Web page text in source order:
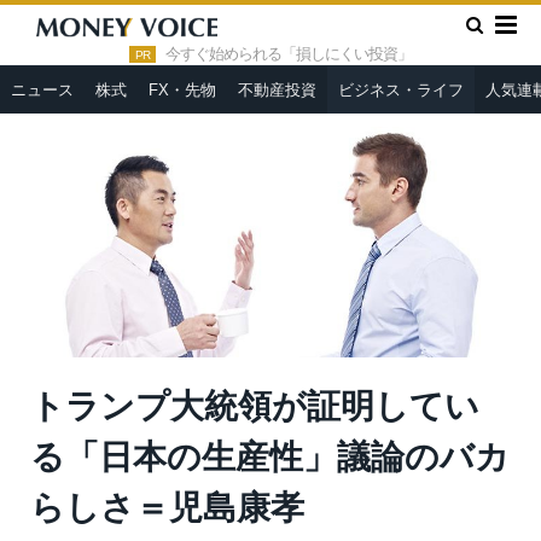
PR 今すぐ始められる「損しにくい投資」
ニュース 株式 FX・先物 不動産投資 ビジネス・ライフ 人気連
HOME » ビジネス・ライフ
トランプ大統領が証明している
「日本の生産性」議論のバカらしさ＝児島康孝
トランプ大統領が証明してい
る「日本の生産性」議論のバカ
らしさ＝児島康孝